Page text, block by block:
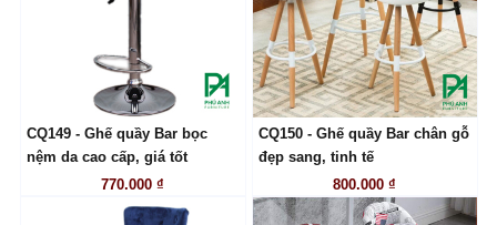
LIÊN HỆ
CQ149 - Ghế quầy Bar bọc
nệm da cao cấp, giá tốt
770.000 ₫
LIÊN HỆ
CQ150 - Ghế quầy Bar chân gỗ
đẹp sang, tinh tế
800.000 ₫